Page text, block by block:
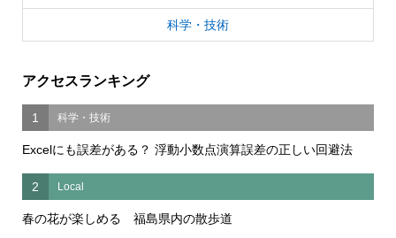
科学・技術
アクセスランキング
1 科学・技術
Excelにも誤差がある？ 浮動小数点演算誤差の正しい回避法
2 Local
春の花が楽しめる 福島県内の散歩道